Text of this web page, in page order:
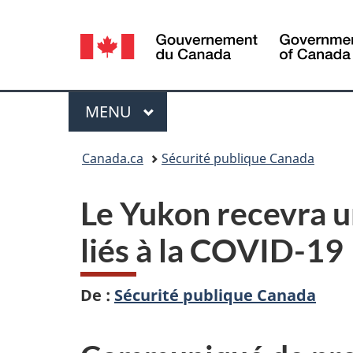
Sélection
de
la
langue
Menu
MENU PRINCIPAL
Canada.ca Sécurité publique Canada
Le Yukon recevra
liés à la COVID-19
De : Sécurité publique Canada